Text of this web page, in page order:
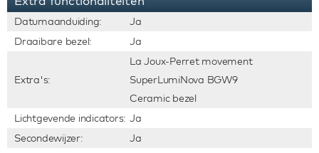
Datumaanduiding:
Ja
Draaibare bezel:
Ja
Extra's:
La Joux-Perret movement
SuperLumiNova BGW9
Ceramic bezel
Lichtgevende indicators: Ja
Secondewijzer:
Ja